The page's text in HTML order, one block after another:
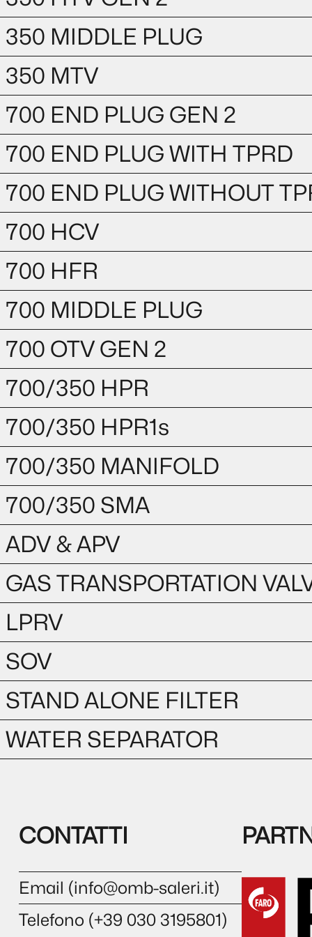
350 MIDDLE PLUG
350 MTV
700 END PLUG GEN 2
700 END PLUG WITH TPRD
700 END PLUG WITHOUT
700 HCV
700 HFR
700 MIDDLE PLUG
700 OTV GEN 2
700/350 HPR
700/350 HPR1s
700/350 MANIFOLD
700/350 SMA
ADV & APV
GAS TRANSPORTATION
LPRV
SOV
STAND ALONE FILTER
WATER SEPARATOR
CONTATTI
Email (info@omb-saleri.it)
Telefono (+39 030 3195801)